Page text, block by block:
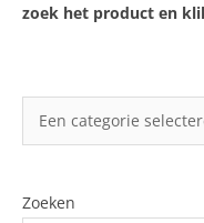
zoek het product en
Zoeken